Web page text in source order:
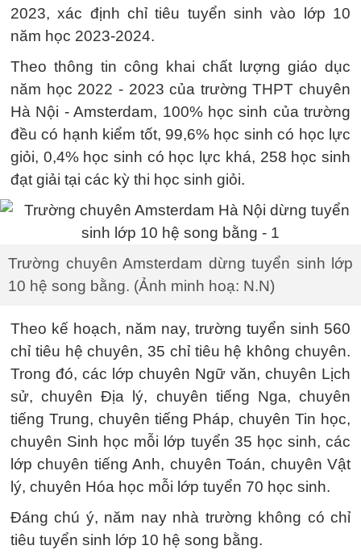
2023, xác định chỉ tiêu tuyển sinh vào lớp 10
năm học 2023-2024.
Theo thông tin công khai chất lượng giáo dục
năm học 2022 - 2023 của trường THPT chuyên
Hà Nội - Amsterdam, 100% học sinh của trường
đều có hạnh kiểm tốt, 99,6% học sinh có học lực
giỏi, 0,4% học sinh có học lực khá, 258 học sinh
đạt giải tại các kỳ thi học sinh giỏi.
Trường chuyên Amsterdam dừng tuyển sinh lớp
10 hệ song bằng. (Ảnh minh hoạ: N.N)
Theo kế hoạch, năm nay, trường tuyển sinh 560
chỉ tiêu hệ chuyên, 35 chỉ tiêu hệ không chuyên.
Trong đó, các lớp chuyên Ngữ văn, chuyên Lịch
sử, chuyên Địa lý, chuyên tiếng Nga, chuyên
tiếng Trung, chuyên tiếng Pháp, chuyên Tin học,
chuyên Sinh học mỗi lớp tuyển 35 học sinh, các
lớp chuyên tiếng Anh, chuyên Toán, chuyên Vật
lý, chuyên Hóa học mỗi lớp tuyển 70 học sinh.
Đáng chú ý, năm nay nhà trường không có chỉ
tiêu tuyển sinh lớp 10 hệ song bằng.